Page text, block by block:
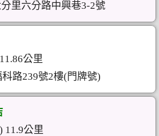
里六分路中興巷3-2號
公里
路239號2樓(門牌號)
11.9公里